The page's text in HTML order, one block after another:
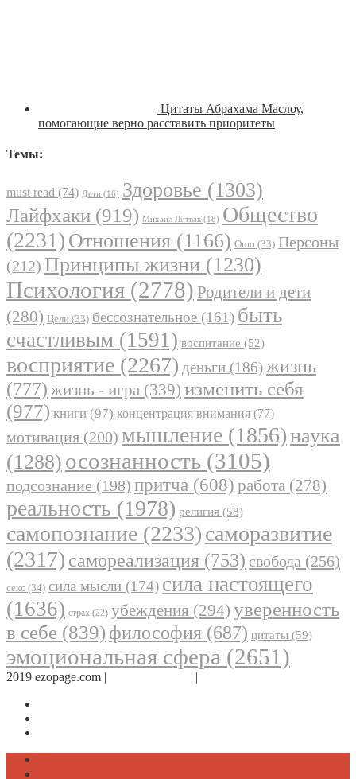
Цитаты Абрахама Маслоу,
помогающие верно расставить приоритеты
Темы:
must read (74) Дети (16) Здоровье (1303)
Лайфхаки (919) Михаил Литвак (18) Общество
(2231) Отношения (1166) Ошо (33) Персоны
(212) Принципы жизни (1230)
Психология (2778) Родители и дети
(280) Цели (33) бессознательное (161) быть
счастливым (1591) воспитание (52)
восприятие (2267) деньги (186)жизнь
(777) жизнь - игра (339) изменить себя
(977) книги (97) концентрация внимания (77)
мотивация (200) мышление (1856)наука
(1288) осознанность (3105)
подсознание (198) притча (608) работа (278)
реальность (1978) религия (58)
самопознание (2233)саморазвитие
(2317) самореализация (753) свобода (256)
секс (34) сила мысли (174) сила настоящего
(1636) страх (22) убеждения (294) уверенность
в себе (839) философия (687) цитаты (59)
эмоциональная сфера (2651)
2019 ezopage.com | |